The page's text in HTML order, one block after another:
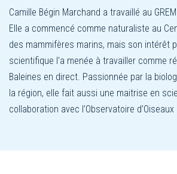
Camille Bégin Marchand a travaillé au
Elle a commencé comme naturaliste au
des mammifères marins, mais son intérêt
scientifique l’a menée à travailler comme
Baleines en direct. Passionnée par la
la région, elle fait aussi une maitrise en
collaboration avec l’Observatoire